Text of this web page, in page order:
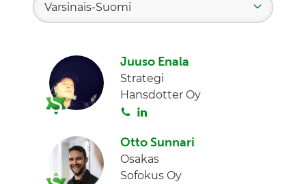
Varsinais-Suomi
Juuso Enala
Strategi
Hansdotter Oy
S
i
t
a
n
k
e
Otto Sunnari
Osakas
Sofokus Oy